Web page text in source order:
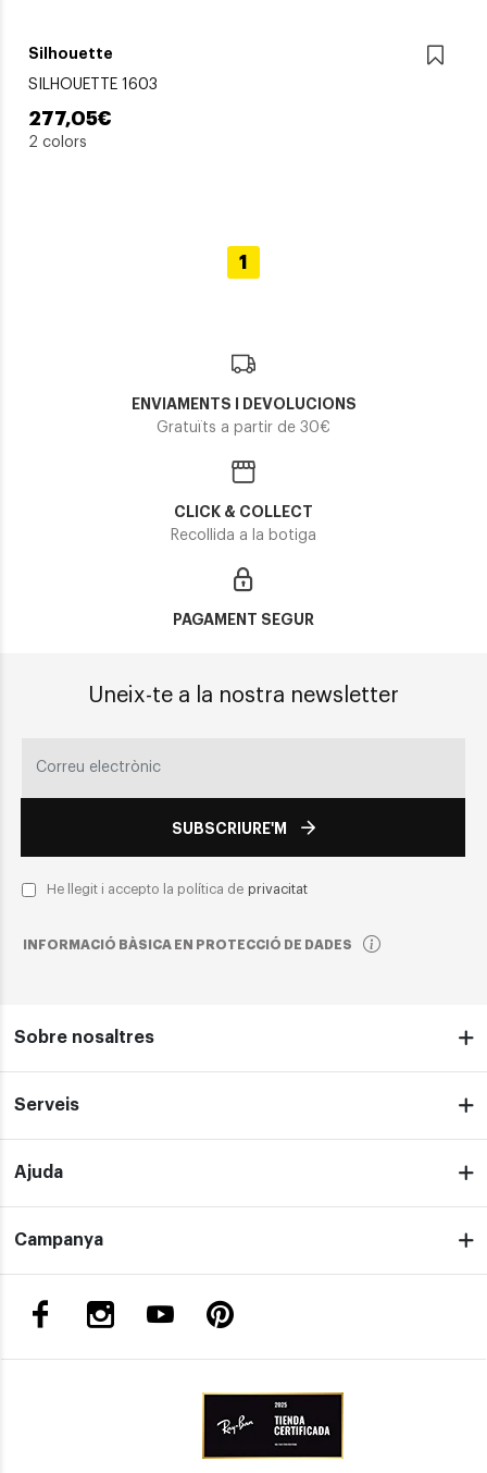
Silhouette
SILHOUETTE 1603
277,05€
2 colors
1
ENVIAMENTS I DEVOLUCIONS
Gratuïts a partir de 30€
CLICK & COLLECT
Recollida a la botiga
PAGAMENT SEGUR
Uneix-te a la nostra newsletter
SUBSCRIURE'M
He llegit i accepto la política de privacitat
INFORMACIÓ BÀSICA EN PROTECCIÓ DE DADES
Sobre nosaltres
Serveis
Ajuda
Campanya